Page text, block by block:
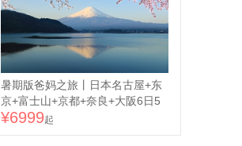
成群丨富士山大石公园赏花海丨往
返23kg 2件托运行李额满足心斋桥
银座畅买
暑期版爸妈之旅丨日本名古屋+东
京+富士山+京都+奈良+大阪6日5
晚跟团游 | 网红拍照地 ● 东方航空
¥6999起